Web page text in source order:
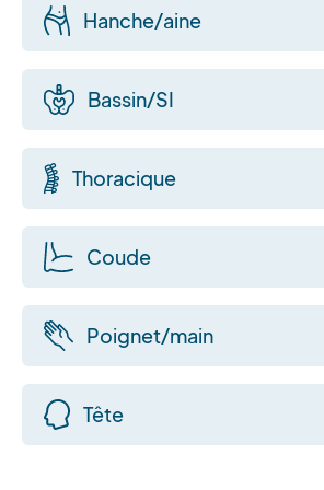
Hanche/aine
Bassin/SI
Thoracique
Coude
Poignet/main
Tête